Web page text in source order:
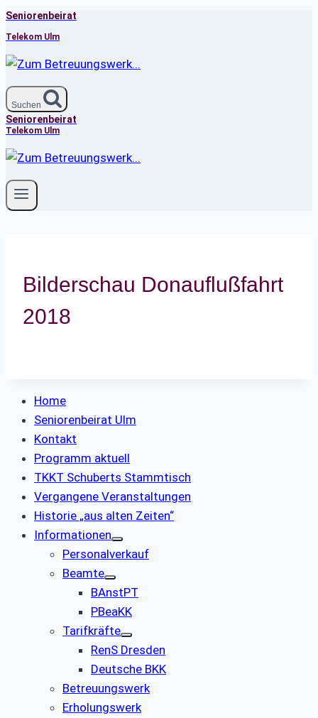
Zum
Inhalt
springen
Seniorenbeirat
Telekom Ulm
Suchen
Seniorenbeirat
Telekom Ulm
Bilderschau Donauflußfahrt
2018
Home
Seniorenbeirat Ulm
Kontakt
Programm aktuell
TKKT Schuberts Stammtisch
Vergangene Veranstaltungen
Historie „aus alten Zeiten“
Informationen
Personalverkauf
Beamte
BAnstPT
PBeaKK
Tarifkräfte
RenS Dresden
Deutsche BKK
Betreuungswerk
Erholungswerk